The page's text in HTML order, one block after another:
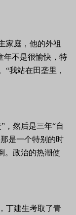
家庭，他的外祖
年不是很愉快，特
“我站在田垄里，
，然后是三年“自
是一个特别的时
。政治的热潮使
丁建生考取了青